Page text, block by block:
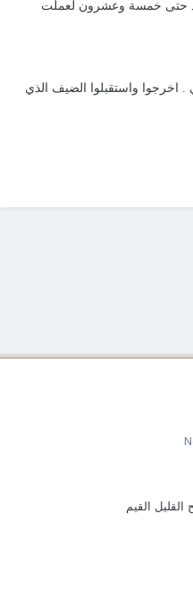
حتى خمسة وعشرون لعملت
اخرجوا واستقبلوا الضيف الذي
القيم